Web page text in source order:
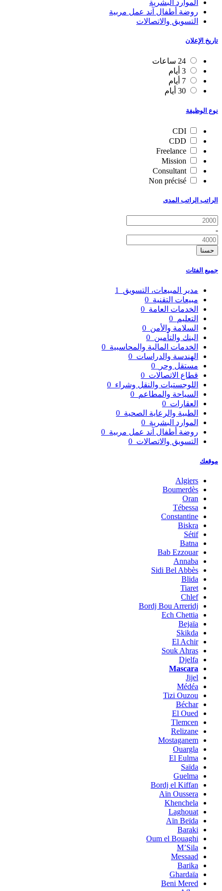
الموارد البشرية
روضة أطفال آند عمل مربية
التسويق والاتصالات
تاريخ الإعلان
24 ساعات
3 أيام
7 أيام
30 أيام
نوع الوظيفة
CDI
CDD
Freelance
Mission
Consultant
Non précisé
الراتب الراتب المدى
-
حسنا
جميع الفئات
مدير المبيعات، التسويق
مبيعات التقنية
الخدمات العامة
التعليم
السلامة والأمن
البنك والتأمين
الخدمات المالية والمحاسبية
الهندسة والدراسات
مستقل وحر
قطاع الاتصالات
اللوجستيات والنقل وشراء
السياحة والمطاعم
العقارات
الطبية والرعاية الصحية
الموارد البشرية
روضة أطفال آند عمل مربية
التسويق والاتصالات
موقعك
Algiers
Boumerdès
Oran
Tébessa
Constantine
Biskra
Sétif
Batna
Bab Ezzouar
Annaba
Sidi Bel Abbès
Blida
Tiaret
Chlef
Bordj Bou Arreridj
Ech Chettia
Bejaïa
Skikda
El Achir
Souk Ahras
Djelfa
Mascara
Jijel
Médéa
Tizi Ouzou
Béchar
El Oued
Tlemcen
Relizane
Mostaganem
Ouargla
El Eulma
Saïda
Guelma
Bordj el Kiffan
Aïn Oussera
Khenchela
Laghouat
Aïn Beïda
Baraki
Oum el Bouaghi
M’Sila
Messaad
Barika
Ghardaïa
Beni Mered